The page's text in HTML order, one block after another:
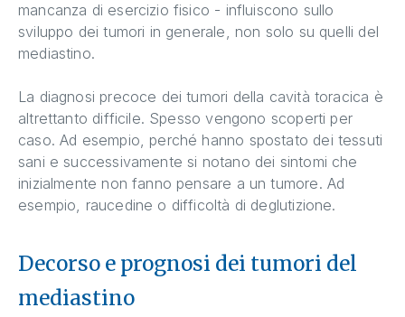
mancanza di esercizio fisico - influiscono sullo
sviluppo dei tumori in generale, non solo su quelli del
mediastino.
La diagnosi precoce dei tumori della cavità toracica è
altrettanto difficile. Spesso vengono scoperti per
caso. Ad esempio, perché hanno spostato dei tessuti
sani e successivamente si notano dei sintomi che
inizialmente non fanno pensare a un tumore. Ad
esempio, raucedine o difficoltà di deglutizione.
Decorso e prognosi dei tumori del
mediastino